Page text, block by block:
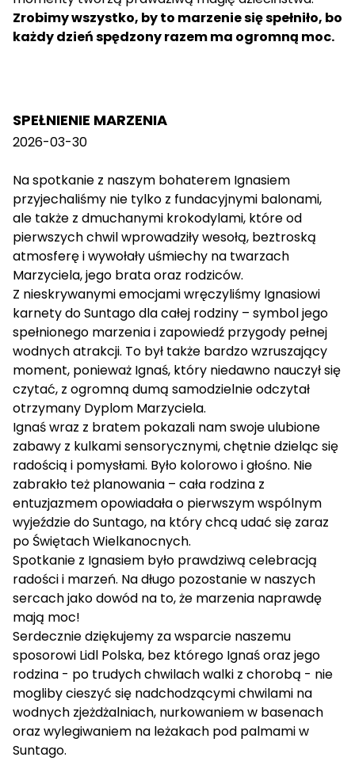
Zrobimy wszystko, by to marzenie się spełniło, bo
każdy dzień spędzony razem ma ogromną moc.
SPEŁNIENIE MARZENIA
2026-03-30
Na spotkanie z naszym bohaterem Ignasiem
przyjechaliśmy nie tylko z fundacyjnymi balonami,
ale także z dmuchanymi krokodylami, które od
pierwszych chwil wprowadziły wesołą, beztroską
atmosferę i wywołały uśmiechy na twarzach
Marzyciela, jego brata oraz rodziców.
Z nieskrywanymi emocjami wręczyliśmy Ignasiowi
karnety do Suntago dla całej rodziny – symbol jego
spełnionego marzenia i zapowiedź przygody pełnej
wodnych atrakcji. To był także bardzo wzruszający
moment, ponieważ Ignaś, który niedawno nauczył się
czytać, z ogromną dumą samodzielnie odczytał
otrzymany Dyplom Marzyciela.
Ignaś wraz z bratem pokazali nam swoje ulubione
zabawy z kulkami sensorycznymi, chętnie dzieląc się
radością i pomysłami. Było kolorowo i głośno. Nie
zabrakło też planowania – cała rodzina z
entuzjazmem opowiadała o pierwszym wspólnym
wyjeździe do Suntago, na który chcą udać się zaraz
po Świętach Wielkanocnych.
Spotkanie z Ignasiem było prawdziwą celebracją
radości i marzeń. Na długo pozostanie w naszych
sercach jako dowód na to, że marzenia naprawdę
mają moc!
Serdecznie dziękujemy za wsparcie naszemu
sposorowi Lidl Polska, bez którego Ignaś oraz jego
rodzina - po trudych chwilach walki z chorobą - nie
mogliby cieszyć się nadchodzącymi chwilami na
wodnych zjeżdżalniach, nurkowaniem w basenach
oraz wylegiwaniem na leżakach pod palmami w
Suntago.